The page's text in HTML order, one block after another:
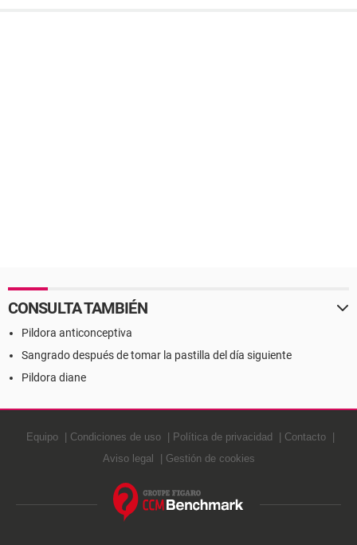
CONSULTA TAMBIÉN
Pildora anticonceptiva
Sangrado después de tomar la pastilla del día siguiente
Pildora diane
Equipo Condiciones de uso Política de privacidad
Contacto
Aviso legal
Gestión de cookies